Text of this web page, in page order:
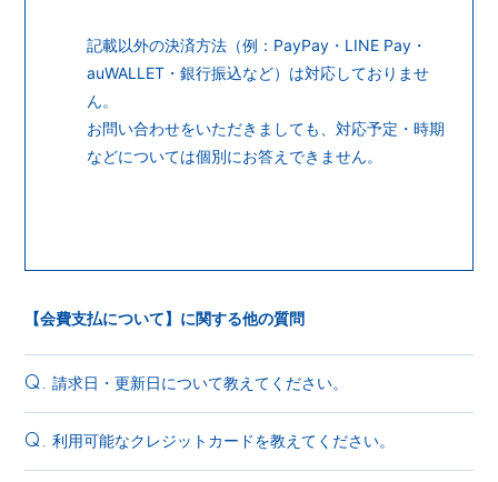
記載以外の決済方法（例：PayPay・LINE Pay・
auWALLET・銀行振込など）は対応しておりませ
ん。
お問い合わせをいただきましても、対応予定・時期
などについては個別にお答えできません。
【会費支払について】に関する他の質問
Q. 請求日・更新日について教えてください。
Q. 利用可能なクレジットカードを教えてください。